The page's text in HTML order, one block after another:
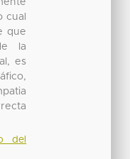
cual
que
la
es
del